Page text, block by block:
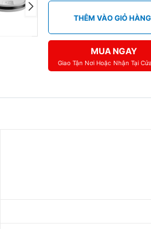
THÊM VÀO GIỎ HÀNG
MUA NGAY
Giao Tận Nơi Hoặc Nhận Tại